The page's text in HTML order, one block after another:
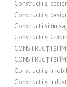
Construcții și
Construcții și
Constructii si
Construcții și
CONSTRUCȚII ȘI
CONSTRUCȚII ȘI
Construcții și
Construcții și